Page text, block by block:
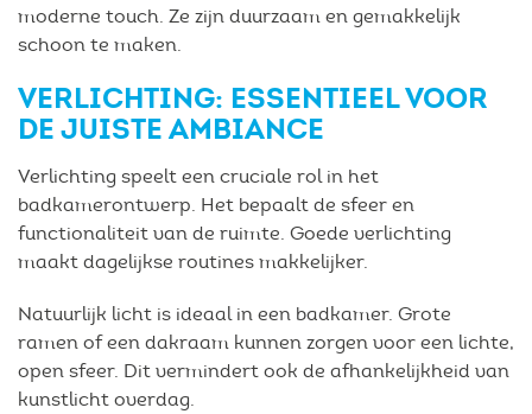
moderne touch. Ze zijn duurzaam en gemakkelijk
schoon te maken.
VERLICHTING: ESSENTIEEL VOOR
DE JUISTE AMBIANCE
Verlichting speelt een cruciale rol in het
badkamerontwerp. Het bepaalt de sfeer en
functionaliteit van de ruimte. Goede verlichting
maakt dagelijkse routines makkelijker.
Natuurlijk licht is ideaal in een badkamer. Grote
ramen of een dakraam kunnen zorgen voor een lichte,
open sfeer. Dit vermindert ook de afhankelijkheid van
kunstlicht overdag.